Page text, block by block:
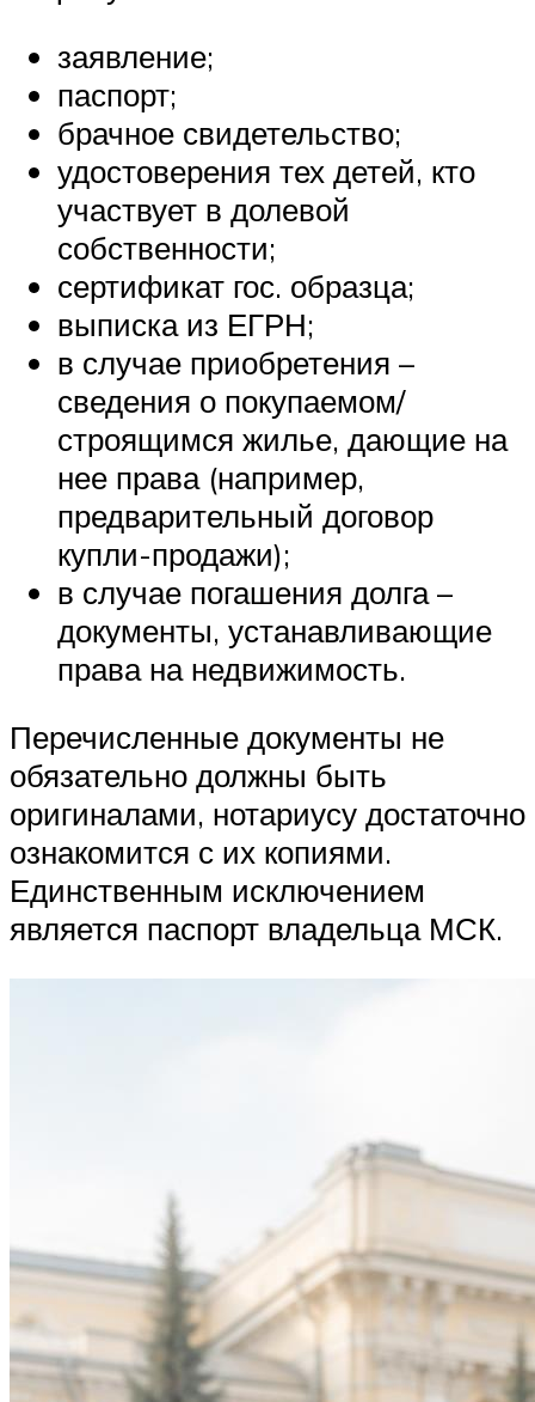
заявление;
паспорт;
брачное свидетельство;
удостоверения тех детей, кто
участвует в долевой
собственности;
сертификат гос. образца;
выписка из ЕГРН;
в случае приобретения –
сведения о покупаемом/
строящимся жилье, дающие на
нее права (например,
предварительный договор
купли-продажи);
в случае погашения долга –
документы, устанавливающие
права на недвижимость.
Перечисленные документы не
обязательно должны быть
оригиналами, нотариусу достаточно
ознакомится с их копиями.
Единственным исключением
является паспорт владельца МСК.